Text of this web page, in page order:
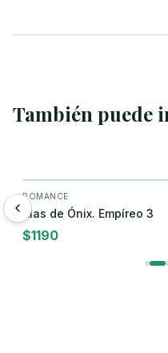
También puede
ROMANCE
Alas de Ónix. Empíreo 3
$1190